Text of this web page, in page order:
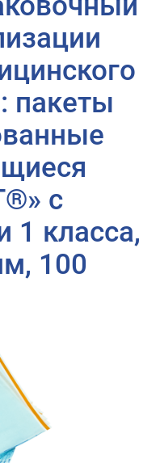
пакеты
с
1 класса,
100